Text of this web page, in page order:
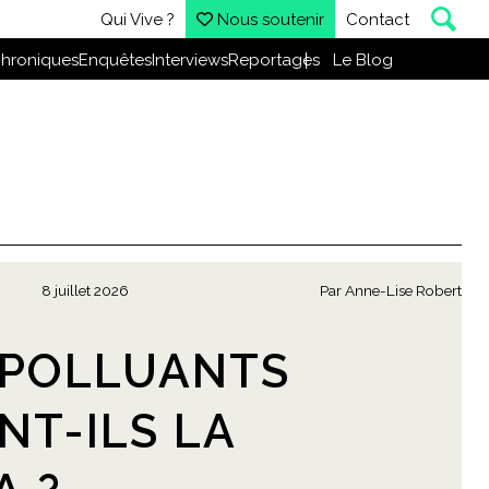
Qui Vive ? Nous soutenir Contact
EnquêtesInterviewsReportages Le Blog
8 juillet 2026 ParAnne-Lise Robert
ILS LA